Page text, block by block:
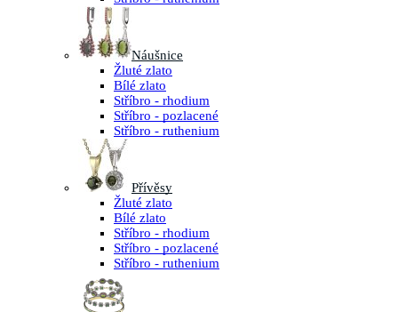
Náušnice
Žluté zlato
Bílé zlato
Stříbro - rhodium
Stříbro - pozlacené
Stříbro - ruthenium
Přívěsy
Žluté zlato
Bílé zlato
Stříbro - rhodium
Stříbro - pozlacené
Stříbro - ruthenium